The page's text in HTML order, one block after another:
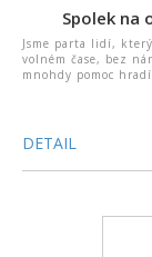
Spolek na
Jsme parta lidí,
volném čase, bez
mnohdy pomoc
DETAIL